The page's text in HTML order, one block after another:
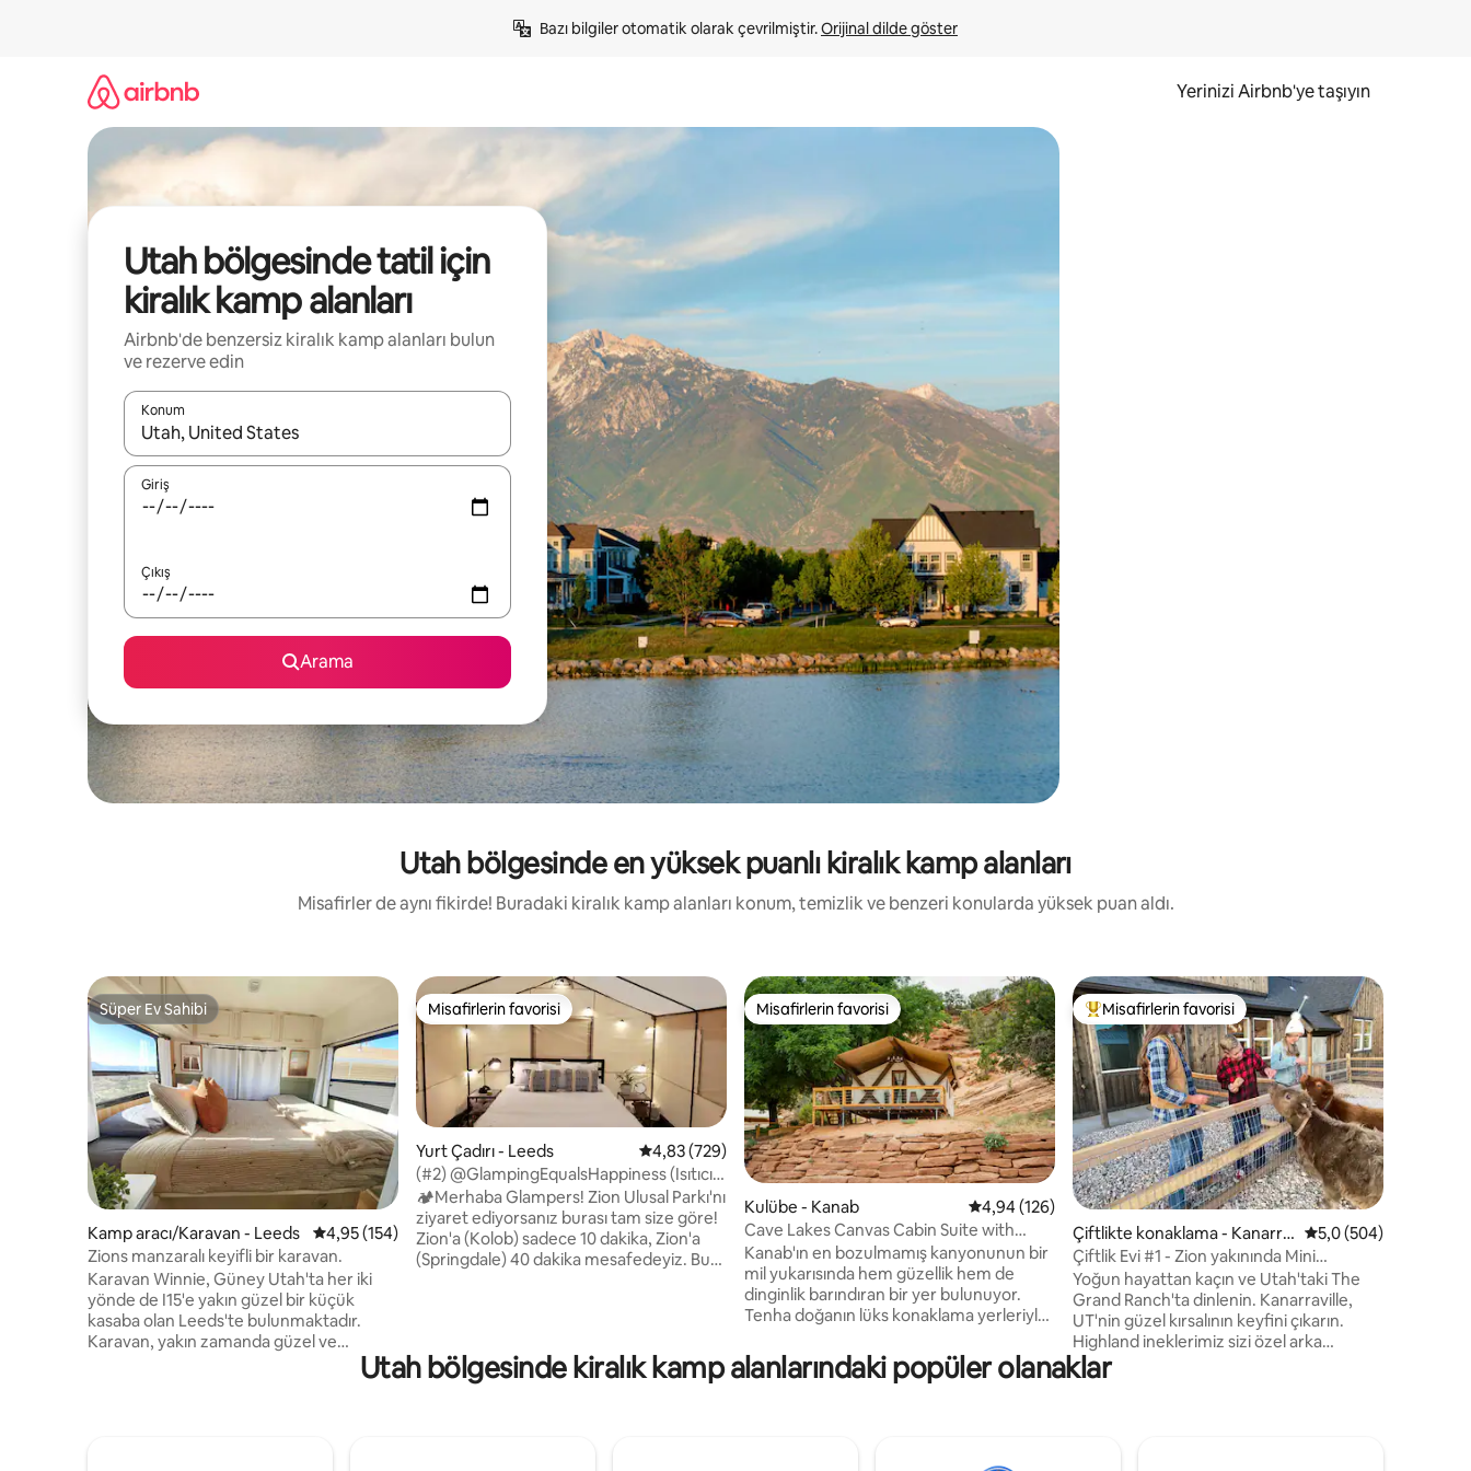
Bazı bilgiler otomatik olarak çevrilmiştir. Orijinal dilde göster
Yerinizi Airbnb'ye taşıyın
Utah bölgesinde tatil için
kiralık kamp alanları
Airbnb'de benzersiz kiralık kamp alanları bulun
ve rezerve edin
Konum
Sonuçlar kullanılabilir olduğunda yukarı ve aşağı oklarıyla gezinin veya dokunarak ya da kaydırma hareketleriyle keşfedin.
Giriş
Çıkış
Arama
Utah bölgesinde en yüksek puanlı kiralık kamp alanları
Misafirler de aynı fikirde! Buradaki kiralık kamp alanları konum, temizlik ve benzeri konularda yüksek puan aldı.
Süper Ev Sahibi
Süper Ev Sahibi
Kamp aracı/Karavan - Leeds 5 üzerinden ortalama 4,95 puan, 154 değerlendirme
4,95 (154)
Zions manzaralı keyifli bir karavan.
Karavan Winnie, Güney Utah'ta her iki
yönde de I15'e yakın güzel bir küçük
kasaba olan Leeds'te bulunmaktadır.
Karavan, yakın zamanda güzel ve
modern bir mekâna dönüştürülen 1992
Misafirlerin favorisi
Misafirlerin favorisi
Yurt Çadırı - Leeds 5 üzerinden ortalama 4,83 puan, 729 değerlendirme
4,83 (729)
(#2) @GlampingEqualsHappiness (Isıtıcı,
Klima ve Kablosuz İnternet Bağlantısı)
🏕Merhaba Glampers! Zion Ulusal Parkı'nı
ziyaret ediyorsanız burası tam size göre!
Zion'a (Kolob) sadece 10 dakika, Zion'a
(Springdale) 40 dakika mesafedeyiz. Bu
kablosuz internet bağlantısı Güzel, ortak
tuvaletlere yakın Propanlı ızgara
Misafirlerin favorisi
Misafirlerin favorisi
Kulübe - Kanab 5 üzerinden ortalama 4,94 puan, 126 değerlendirme
4,94 (126)
Cave Lakes Canvas Cabin Suite with
Soaker tub #1 (Cave Lakes Kanvas
Kulübe Süiti)
Kanab'ın en bozulmamış kanyonunun bir
mil yukarısında hem güzellik hem de
dinginlik barındıran bir yer bulunuyor.
Tenha doğanın lüks konaklama yerleriyle
hoş geldiniz. Yıldızlarla kaplı gökyüzünün
altında, canlı kanyon duvarlarıyla
Canvas kulübelerimiz, yüksek verimli
Misafirlerin favorilerinden en beğenilenler arasında
Misafirlerin favorisi
Çiftlikte konaklama - Kanarra
ville
5 üzerinden
5,0 (504)
Çiftlik Evi #1 - Zion yakınında Mini
Highland Hotel
Yoğun hayattan kaçın ve Utah'taki The
Grand Ranch'ta dinlenin. Kanarraville,
UT'nin güzel kırsalının keyfini çıkarın.
Highland ineklerimiz sizi özel arka
verandada karşılayacak. Aile
çiftliğimizdeki bu sakin misafir evi Cedar
Utah bölgesinde kiralık kamp alanlarındaki popüler olanaklar